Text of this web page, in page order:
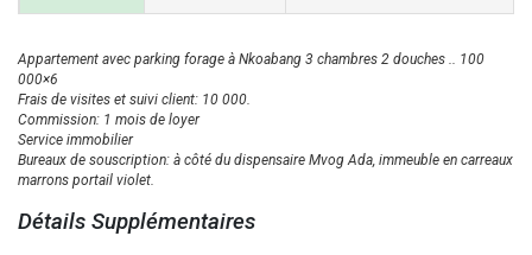
Appartement avec parking forage à Nkoabang 3 chambres 2 douches .. 100
000×6
Frais de visites et suivi client: 10 000.
Commission: 1 mois de loyer
Service immobilier
Bureaux de souscription: à côté du dispensaire Mvog Ada, immeuble en carreaux
marrons portail violet.
Détails Supplémentaires